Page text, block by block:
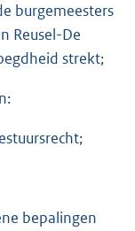
burgemeesters
Reusel-De
strekt;
bepalingen